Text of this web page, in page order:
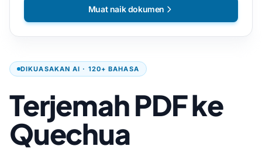
DIKUASAKAN AI · 120+ BAHASA
Terjemah PDF ke
Quechua
Muat naik dokumen